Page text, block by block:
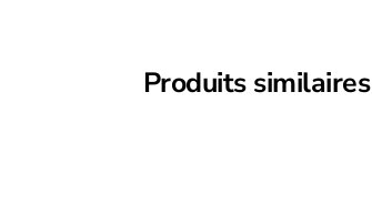
Produits similaires